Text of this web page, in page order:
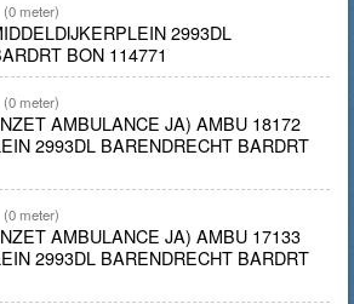
(0 meter)
2993DL
BON 114771
(0 meter)
AMBULANCE JA) AMBU 18172
2993DL BARENDRECHT BARDRT
(0 meter)
AMBULANCE JA) AMBU 17133
2993DL BARENDRECHT BARDRT